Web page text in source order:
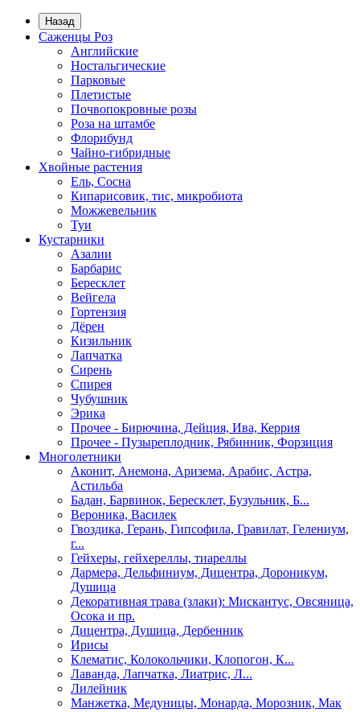
Назад
Саженцы Роз
Английские
Ностальгические
Парковые
Плетистые
Почвопокровные розы
Роза на штамбе
Флорибунд
Чайно-гибридные
Хвойные растения
Ель, Сосна
Кипарисовик, тис, микробиота
Можжевельник
Туи
Кустарники
Азалии
Барбарис
Бересклет
Вейгела
Гортензия
Дёрен
Кизильник
Лапчатка
Сирень
Спирея
Чубушник
Эрика
Прочее - Бирючина, Дейция, Ива, Керрия
Прочее - Пузыреплодник, Рябинник, Форзиция
Многолетники
Аконит, Анемона, Аризема, Арабис, Астра,
Астильба
Бадан, Барвинок, Бересклет, Бузульник, Б...
Вероника, Василек
Гвоздика, Герань, Гипсофила, Гравилат, Гелениум,
г...
Гейхеры, гейхереллы, тиареллы
Дармера, Дельфиниум, Дицентра, Дороникум,
Душица
Декоративная трава (злаки): Мискантус, Овсяница,
Осока и пр.
Дицентра, Душица, Дербенник
Ирисы
Клематис, Колокольчики, Клопогон, К...
Лаванда, Лапчатка, Лиатрис, Л...
Лилейник
Манжетка, Медуницы, Монарда, Морозник, Мак